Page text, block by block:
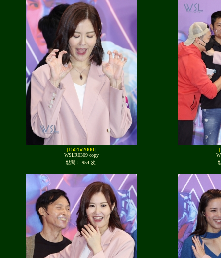
[1501x2000]
WSLR0309 copy
點閱： 954 次.